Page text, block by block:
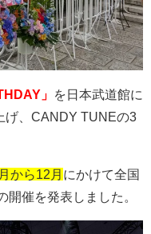
」
を日本武道館に
、 CANDY TUNEの3
から12月 にかけて全国
開催を発表しました。